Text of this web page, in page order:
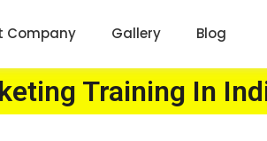
Company Gallery Blog
Training In